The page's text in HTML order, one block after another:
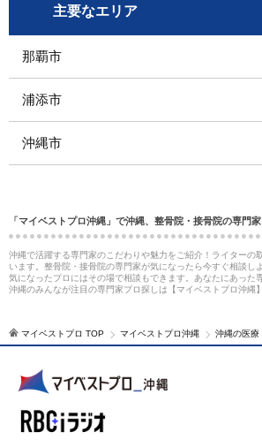
主要なエリア
那覇市
浦添市
沖縄市
「マイベストプロ沖縄」で沖縄、整骨院・接骨院の専門
沖縄で活躍する専門家のこだわりや魅力をご紹介！ライターの
います。整骨院・接骨院の専門家が気になったら今すぐ相談し
気になったプロにはその場で相談もできます。あなたにあった
沖縄のみんなが注目の専門家プロ探しは【マイベストプロ沖縄】
マイベストプロ TOP マイベストプロ沖縄 沖縄の医療